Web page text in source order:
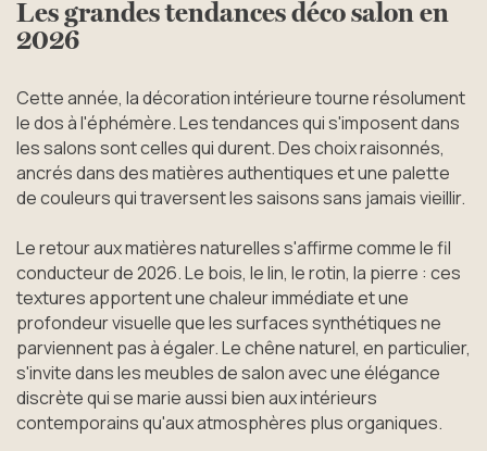
Les grandes tendances déco salon en
2026
Cette année, la décoration intérieure tourne résolument
le dos à l'éphémère. Les tendances qui s'imposent dans
les salons sont celles qui durent. Des choix raisonnés,
ancrés dans des matières authentiques et une palette
de couleurs qui traversent les saisons sans jamais vieillir.
Le retour aux matières naturelles s'affirme comme le fil
conducteur de 2026. Le bois, le lin, le rotin, la pierre : ces
textures apportent une chaleur immédiate et une
profondeur visuelle que les surfaces synthétiques ne
parviennent pas à égaler. Le chêne naturel, en particulier,
s'invite dans les meubles de salon avec une élégance
discrète qui se marie aussi bien aux intérieurs
contemporains qu'aux atmosphères plus organiques.